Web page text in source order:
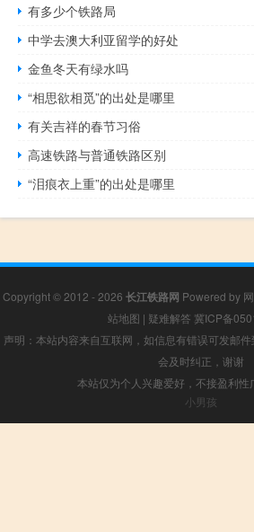
有多少个铁路局
中学去澳大利亚留学的好处
金鱼冬天有绿水吗
“相思欲相觅”的出处是哪里
有关吉祥的春节习俗
高速铁路与普通铁路区别
“泪痕衣上重”的出处是哪里
Copyright © 2012 - 2026 长江铁路网 Powered by
站地图 | 疑难解答 冀ICP备
声明：本站内容来自互联网，如信息有错误可发邮
会及时纠正，谢谢
本站仅为个人兴趣爱好，不接盈利性
小男孩